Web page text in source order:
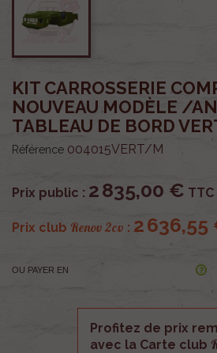
KIT CARROSSERIE
NOUVEAU MODÈLE /
TABLEAU DE BORD
Référence 004015VERT/M
Prix public : 2 835,00 € TTC
Prix club Renov 2cv : 2 636,55
OU PAYER EN
Profitez de prix
avec la Carte club